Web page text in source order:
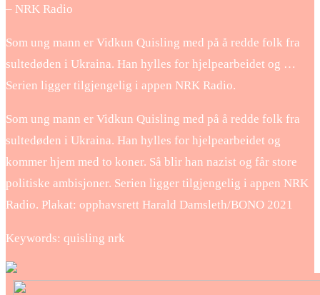
– NRK Radio
Som ung mann er Vidkun Quisling med på å redde folk fra
sultedøden i Ukraina. Han hylles for hjelpearbeidet og …
Serien ligger tilgjengelig i appen NRK Radio.
Som ung mann er Vidkun Quisling med på å redde folk fra
sultedøden i Ukraina. Han hylles for hjelpearbeidet og
kommer hjem med to koner. Så blir han nazist og får store
politiske ambisjoner. Serien ligger tilgjengelig i appen NRK
Radio. Plakat: opphavsrett Harald Damsleth/BONO 2021
Keywords: quisling nrk